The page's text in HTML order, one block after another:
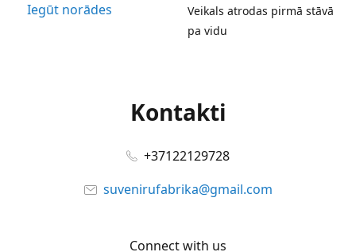
Iegūt norādes
Veikals atrodas pirmā stāvā
pa vidu
Kontakti
+37122129728
suvenirufabrika@gmail.com
Connect with us